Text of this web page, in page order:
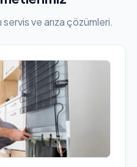
servis ve arıza çözümleri.